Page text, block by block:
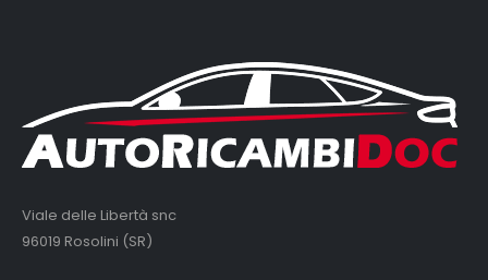
Viale delle Libertà snc
96019 Rosolini (SR)